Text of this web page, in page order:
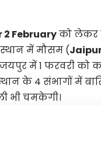
Februaryको लेकर
में मौसम (
में 1 फरवरी को
के 4 संभागों में
भी चमकेगी।